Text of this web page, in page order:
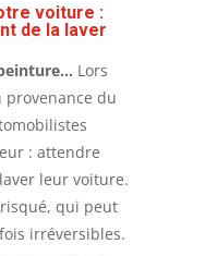
voiture :
de la laver
Lors
provenance du
: attendre
leur voiture.
qui peut
irréversibles.